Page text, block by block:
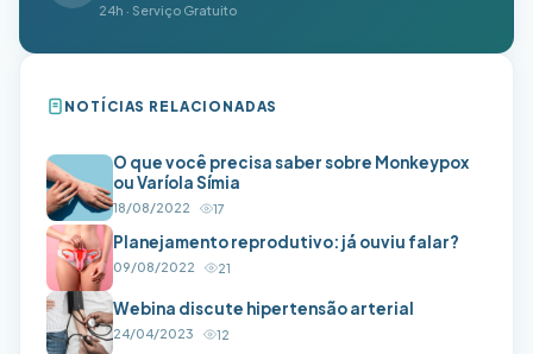
24h · Serviço Gratuito
NOTÍCIAS RELACIONADAS
O que você precisa saber sobre Monkeypox
ou Varíola Símia
18/08/2022 17
Planejamento reprodutivo: já ouviu falar?
09/08/2022 21
Webina discute hipertensão arterial
24/04/2023 12